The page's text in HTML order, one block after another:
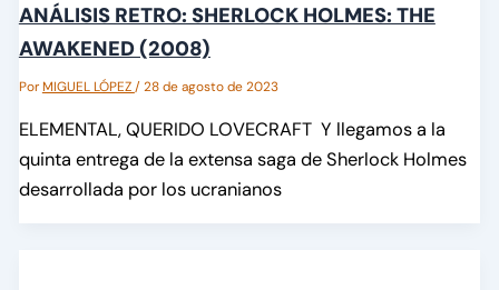
ANÁLISIS RETRO: SHERLOCK HOLMES: THE
AWAKENED (2008)
PorMIGUEL LÓPEZ/28 de agosto de 2023
ELEMENTAL, QUERIDO LOVECRAFT Y llegamos a la
quinta entrega de la extensa saga de Sherlock Holmes
desarrollada por los ucranianos